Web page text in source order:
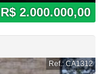
R$ 2.000.000,00
Ref.: CA1312